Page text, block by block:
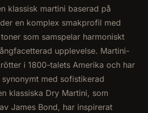
klassisk martini baserad på
en komplex smakprofil med
som samspelar harmoniskt
upplevelse. Martini-
i 1800-talets Amerika och har
med sofistikerad
klassiska Dry Martini, som
James Bond, har inspirerat